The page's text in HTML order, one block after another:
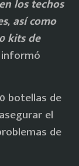
los techos
así como
kits de
botellas de
el
de